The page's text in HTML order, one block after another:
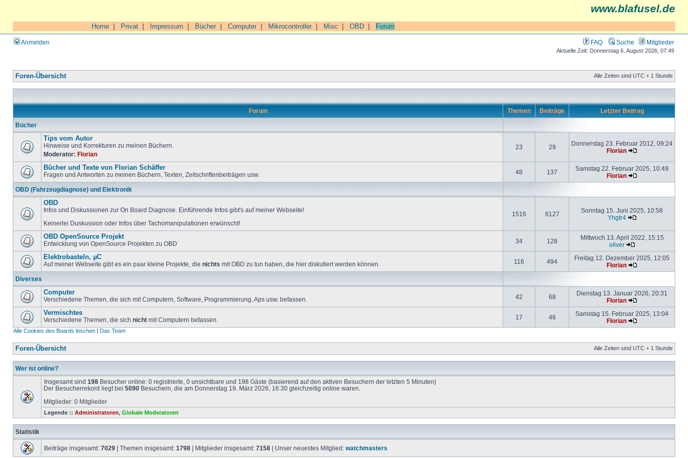
www.blafusel.de
Home Privat Impressum Bücher| Computer| Mikrocontroller| Misc OBD Forum
Anmelden FAQ Suche Mitglieder
Aktuelle Zeit: Donnerstag 6. August 2026, 07:49
Foren-Übersicht Alle Zeiten sind UTC + 1 Stunde
Forum Themen Beiträge Letzter Beitrag
Bücher
Tips vom Autor
Hinweise und Korrekturen zu meinen Büchern.
Moderator: Florian
23 29
Donnerstag 23. Februar 2012, 09:24
Florian
Bücher und Texte von Florian Schäffer
Fragen und Antworten zu meinen Büchern, Texten, Zeitschriftenbeiträgen usw. 48 137
Samstag 22. Februar 2025, 10:49
Florian
OBD (Fahrzeugdiagnose) und Elektronik
OBD
Infos und Diskussionen zur On Board Diagnose. Einführende Infos gibt's auf meiner Webseite!
Keinerlei Duskussion oder Infos über Tachomanipulationen erwünscht!
1516 6127
Sonntag 15. Juni 2025, 10:58
Yhgtr4
OBD OpenSource Projekt
Entwicklung von OpenSource Projekten zu OBD 34 128
Mittwoch 13. April 2022, 15:15
oliver
Elektrobasteln, µC
Auf meiner Webseite gibt es ein paar kleine Projekte, die nichts mit OBD zu tun haben, die hier diskutiert werden können. 116 494
Freitag 12. Dezember 2025, 12:05
Florian
Diverses
Computer
Verschiedene Themen, die sich mit Computern, Software, Programmierung, Aps usw. befassen. 42 68
Dienstag 13. Januar 2026, 20:31
Florian
Vermischtes
Verschiedene Themen, die sich nicht mit Computern befassen. 17 46
Samstag 15. Februar 2025, 13:04
Florian
Alle Cookies des Boards löschen | Das Team
Foren-Übersicht Alle Zeiten sind UTC + 1 Stunde
Wer ist online?
Insgesamt sind 198 Besucher online: 0 registrierte, 0 unsichtbare und 198 Gäste (basierend auf den aktiven Besuchern der letzten 5 Minuten)
Der Besucherrekord liegt bei 5090 Besuchern, die am Donnerstag 19. März 2026, 16:30 gleichzeitig online waren.
Mitglieder: 0 Mitglieder
Legende :: Administratoren, Globale Moderatoren
Statistik
Beiträge insgesamt: 7029 | Themen insgesamt: 1798 | Mitglieder insgesamt: 7158 | Unser neuestes Mitglied: watchmasters